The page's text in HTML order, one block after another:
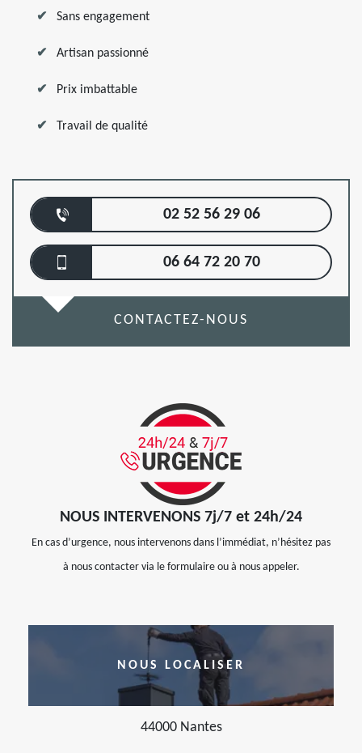
Sans engagement
Artisan passionné
Prix imbattable
Travail de qualité
02 52 56 29 06
06 64 72 20 70
CONTACTEZ-NOUS
NOUS INTERVENONS 7j/7 et 24h/24
En cas d’urgence, nous intervenons dans l’immédiat, n’hésitez pas
à nous contacter via le formulaire ou à nous appeler.
NOUS LOCALISER
44000 Nantes